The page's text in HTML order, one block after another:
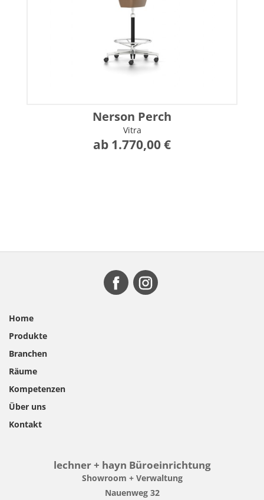
Nerson Perch
Vitra
ab 1.770,00 €
Home
Produkte
Branchen
Räume
Kompetenzen
Über uns
Kontakt
lechner + hayn Büroeinrichtung
Showroom + Verwaltung
Nauenweg 32